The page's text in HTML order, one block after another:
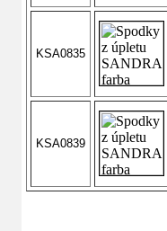
KSA0835
KSA0839